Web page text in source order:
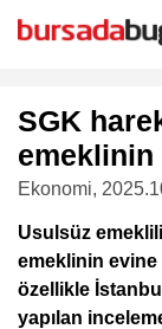
SGK
emeklinin
Ekonomi,
Usulsüz
emeklinin evine
özellikle
yapılan